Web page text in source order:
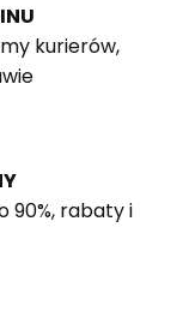
kurierów,
90%, rabaty i